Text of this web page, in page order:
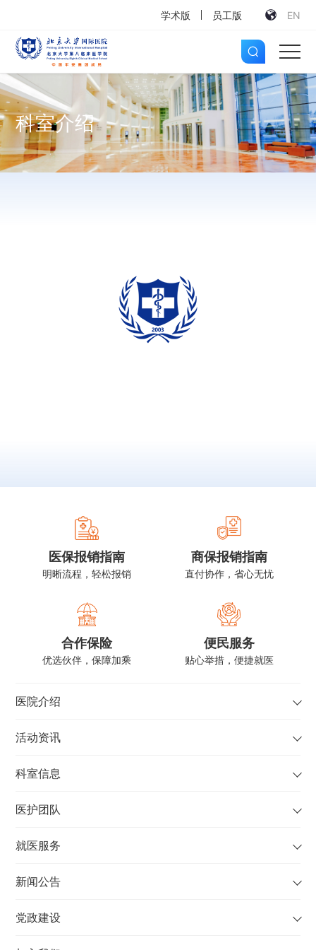
学术版 员工版 EN
科室介绍
医保报销指南
明晰流程，轻松报销
商保报销指南
直付协作，省心无忧
合作保险
优选伙伴，保障加乘
便民服务
贴心举措，便捷就医
医院介绍
活动资讯
科室信息
医护团队
就医服务
新闻公告
党政建设